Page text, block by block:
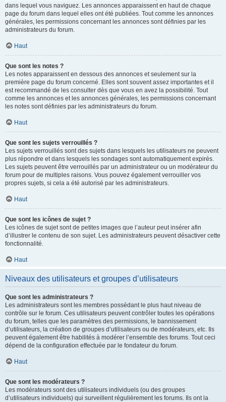
dans lequel vous naviguez. Les annonces apparaissent en haut de chaque
page du forum dans lequel elles ont été publiées. Tout comme les annonces
générales, les permissions concernant les annonces sont définies par les
administrateurs du forum.
Haut
Que sont les notes ?
Les notes apparaissent en dessous des annonces et seulement sur la
première page du forum concerné. Elles sont souvent assez importantes et il
est recommandé de les consulter dès que vous en avez la possibilité. Tout
comme les annonces et les annonces générales, les permissions concernant
les notes sont définies par les administrateurs du forum.
Haut
Que sont les sujets verrouillés ?
Les sujets verrouillés sont des sujets dans lesquels les utilisateurs ne peuvent
plus répondre et dans lesquels les sondages sont automatiquement expirés.
Les sujets peuvent être verrouillés par un administrateur ou un modérateur du
forum pour de multiples raisons. Vous pouvez également verrouiller vos
propres sujets, si cela a été autorisé par les administrateurs.
Haut
Que sont les icônes de sujet ?
Les icônes de sujet sont de petites images que l’auteur peut insérer afin
d’illustrer le contenu de son sujet. Les administrateurs peuvent désactiver cette
fonctionnalité.
Haut
Niveaux des utilisateurs et groupes d’utilisateurs
Que sont les administrateurs ?
Les administrateurs sont les membres possédant le plus haut niveau de
contrôle sur le forum. Ces utilisateurs peuvent contrôler toutes les opérations
du forum, telles que les paramètres des permissions, le bannissement
d’utilisateurs, la création de groupes d’utilisateurs ou de modérateurs, etc. Ils
peuvent également être habilités à modérer l’ensemble des forums. Tout ceci
dépend de la configuration effectuée par le fondateur du forum.
Haut
Que sont les modérateurs ?
Les modérateurs sont des utilisateurs individuels (ou des groupes
d’utilisateurs individuels) qui surveillent régulièrement les forums. Ils ont la